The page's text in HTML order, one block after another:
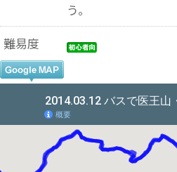
う。
難易度